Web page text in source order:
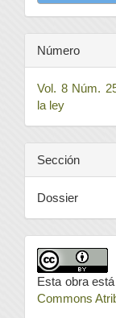
Número
Vol. 8 Núm.
la ley
Sección
Dossier
Esta obra
Commons